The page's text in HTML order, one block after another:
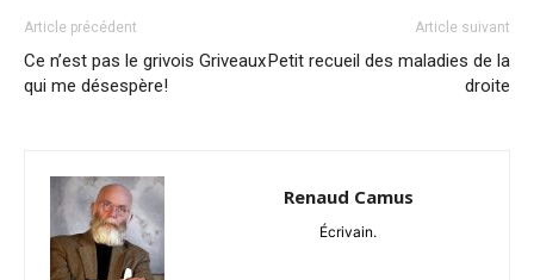
Article précédent
Ce n’est pas le grivois Griveaux
qui me désespère!
Article suivant
Petit recueil des maladies de la
droite
Renaud Camus
Écrivain.